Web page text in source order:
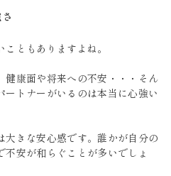
ともありますよね。
健康面や将来への不安・・・そん
ートナーがいるのは本当に心強い
大きな安心感です。誰かが自分の
不安が和らぐことが多いでしょ